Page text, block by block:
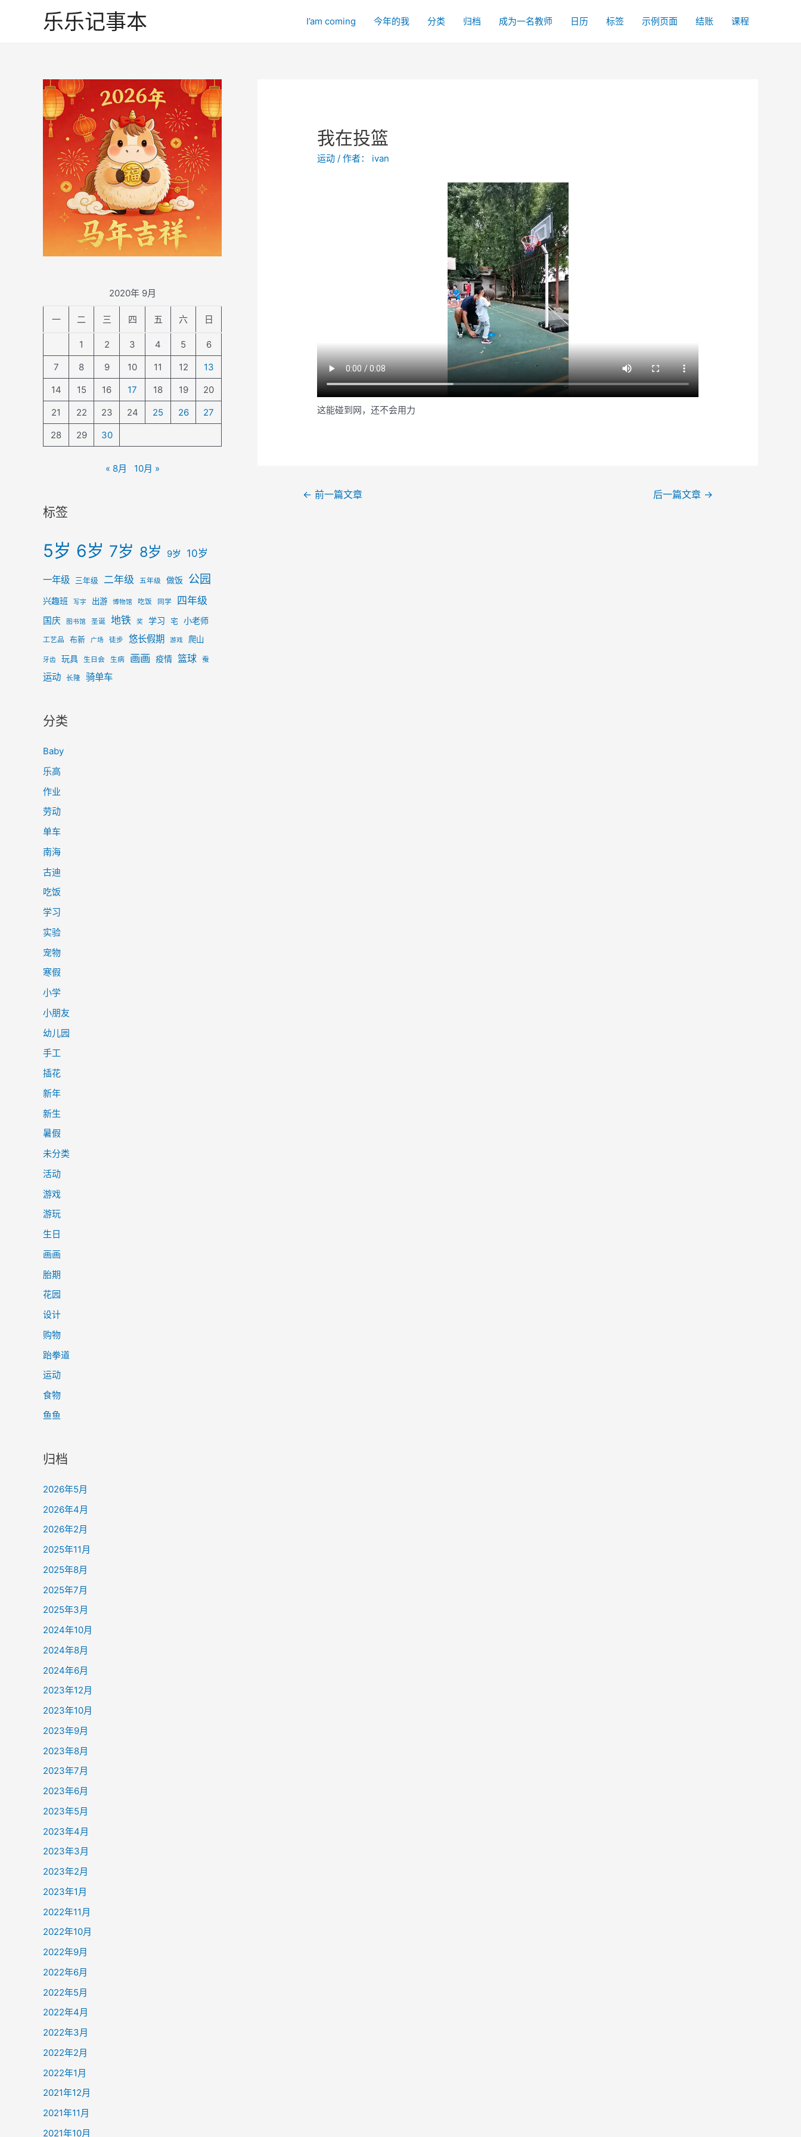
乐乐记事本 I’am coming 今年的我 分类 归档 成为一名教师 日历 标签 示例页面 结账 课程
2020年 9月
一 二 三 四 五 六 日
1 2 3 4 5
6
7
8 9 10 11 12
13
14
15 16 17 18 19
20
21
22 23 24 25 26
27
28
29 30
« 8月 10月 »
标签
5岁 6岁 7岁 8岁 9岁 10岁
一年级 三年级 二年级 五年级 做饭 公园
兴趣班 写字 出游 博物馆 吃饭 同学 四年级
国庆 图书馆 圣诞 地铁 奖 学习 宅 小老师
工艺品 布新 广场 徒步 悠长假期 游戏 爬山
牙齿 玩具 生日会 生病 画画 疫情 篮球 蚕
运动 长隆 骑单车
分类
Baby
乐高
作业
劳动
单车
南海
古迪
吃饭
学习
实验
宠物
寒假
小学
小朋友
幼儿园
手工
插花
新年
新生
暑假
未分类
活动
游戏
游玩
生日
画画
胎期
花园
设计
购物
跆拳道
运动
食物
鱼鱼
归档
2026年5月
2026年4月
2026年2月
2025年11月
2025年8月
2025年7月
2025年3月
2024年10月
2024年8月
2024年6月
2023年12月
2023年10月
2023年9月
2023年8月
2023年7月
2023年6月
2023年5月
2023年4月
2023年3月
2023年2月
2023年1月
2022年11月
2022年10月
2022年9月
2022年6月
2022年5月
2022年4月
2022年3月
2022年2月
2022年1月
2021年12月
2021年11月
2021年10月
我在投篮
运动 / 作者： ivan
这能碰到网，还不会用力
← 前一篇文章 后一篇文章 →